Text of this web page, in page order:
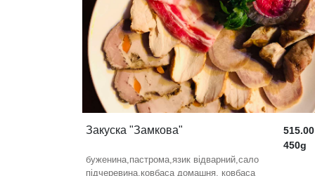
Закуска "Замкова" 515.00
450g
буженина,пастрома,язик відварний,сало
підчеревина,ковбаса домашня, ковбаса